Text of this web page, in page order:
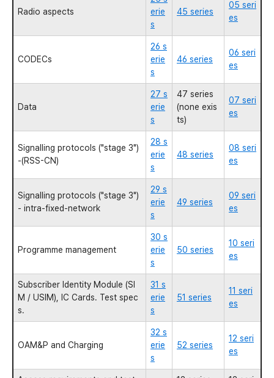
Radio aspects
erie
s
45 series
05 seri
es
CODECs
26 s
erie
s
46 series
06 seri
es
Data
27 s
erie
s
47 series
(none exis
ts)
07 seri
es
Signalling protocols ("stage 3")
-(RSS-CN)
28 s
erie
s
48 series
08 seri
es
Signalling protocols ("stage 3")
- intra-fixed-network
29 s
erie
s
49 series
09 seri
es
Programme management
30 s
erie
s
50 series
10 seri
es
Subscriber Identity Module (SI
M / USIM), IC Cards. Test spec
s.
31 s
erie
s
51 series
11 seri
es
OAM&P and Charging
32 s
erie
s
52 series
12 seri
es